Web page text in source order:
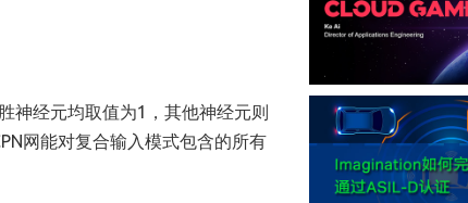
神经元均取值为1，其他神经元则
网能对复合输入模式包含的所有